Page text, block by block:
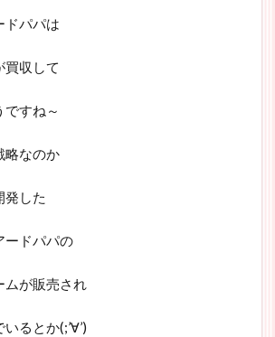
ドパパは
買収して
すね～
略なのか
発した
ードパパの
ムが販売され
るとか(;’∀’)